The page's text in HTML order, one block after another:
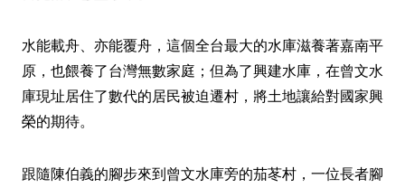
水能載舟、亦能覆舟，這個全台最大的水庫滋養著嘉南平
原，也餵養了台灣無數家庭；但為了興建水庫，在曾文水
庫現址居住了數代的居民被迫遷村，將土地讓給對國家興
榮的期待。
跟隨陳伯義的腳步來到曾文水庫旁的茄苳村，一位長者腳